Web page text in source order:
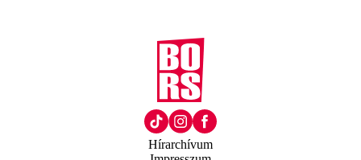
Hírarchívum